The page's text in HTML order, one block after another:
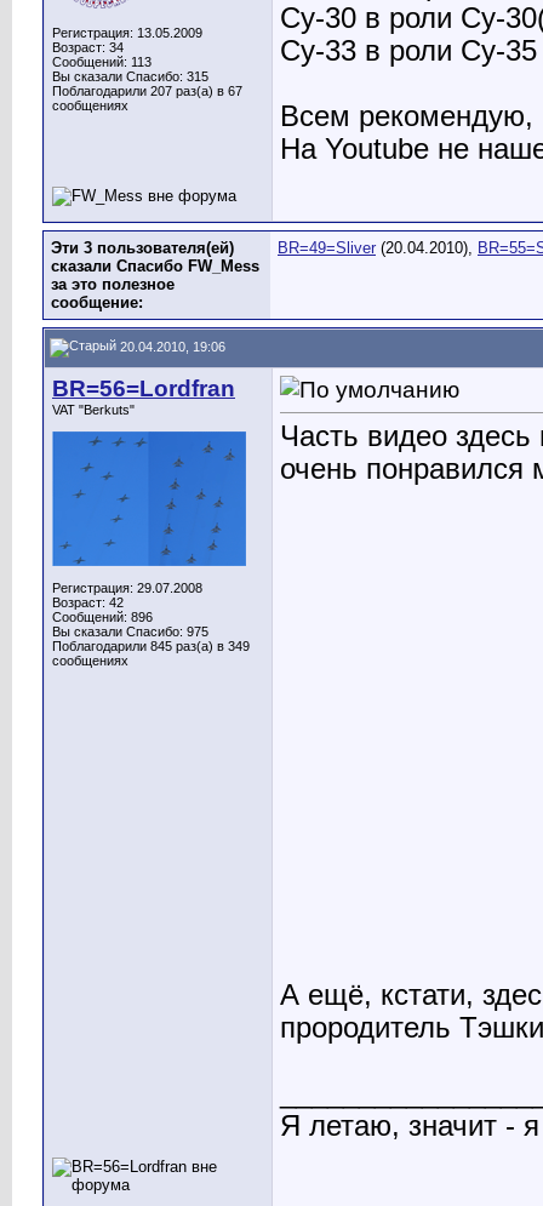
Регистрация: 13.05.2009
Возраст: 34
Сообщений: 113
Вы сказали Спасибо: 315
Поблагодарили 207 раз(а) в 67
сообщениях
Су-30 в роли Су-
Су-33 в роли Су-35
Всем рекомендую,
На Youtube не
Эти 3 пользователя(ей)
сказали Спасибо FW_Mess
за это полезное
сообщение:
BR=49=Sliver (20.04.2010),
20.04.2010, 19:06
BR=56=Lordfran
VAT "Berkuts"
Регистрация: 29.07.2008
Возраст: 42
Сообщений: 896
Вы сказали Спасибо: 975
Поблагодарили 845 раз(а) в 349
сообщениях
Часть видео
очень понравился
А ещё, кстати,
прородитель
Я летаю, значит - я